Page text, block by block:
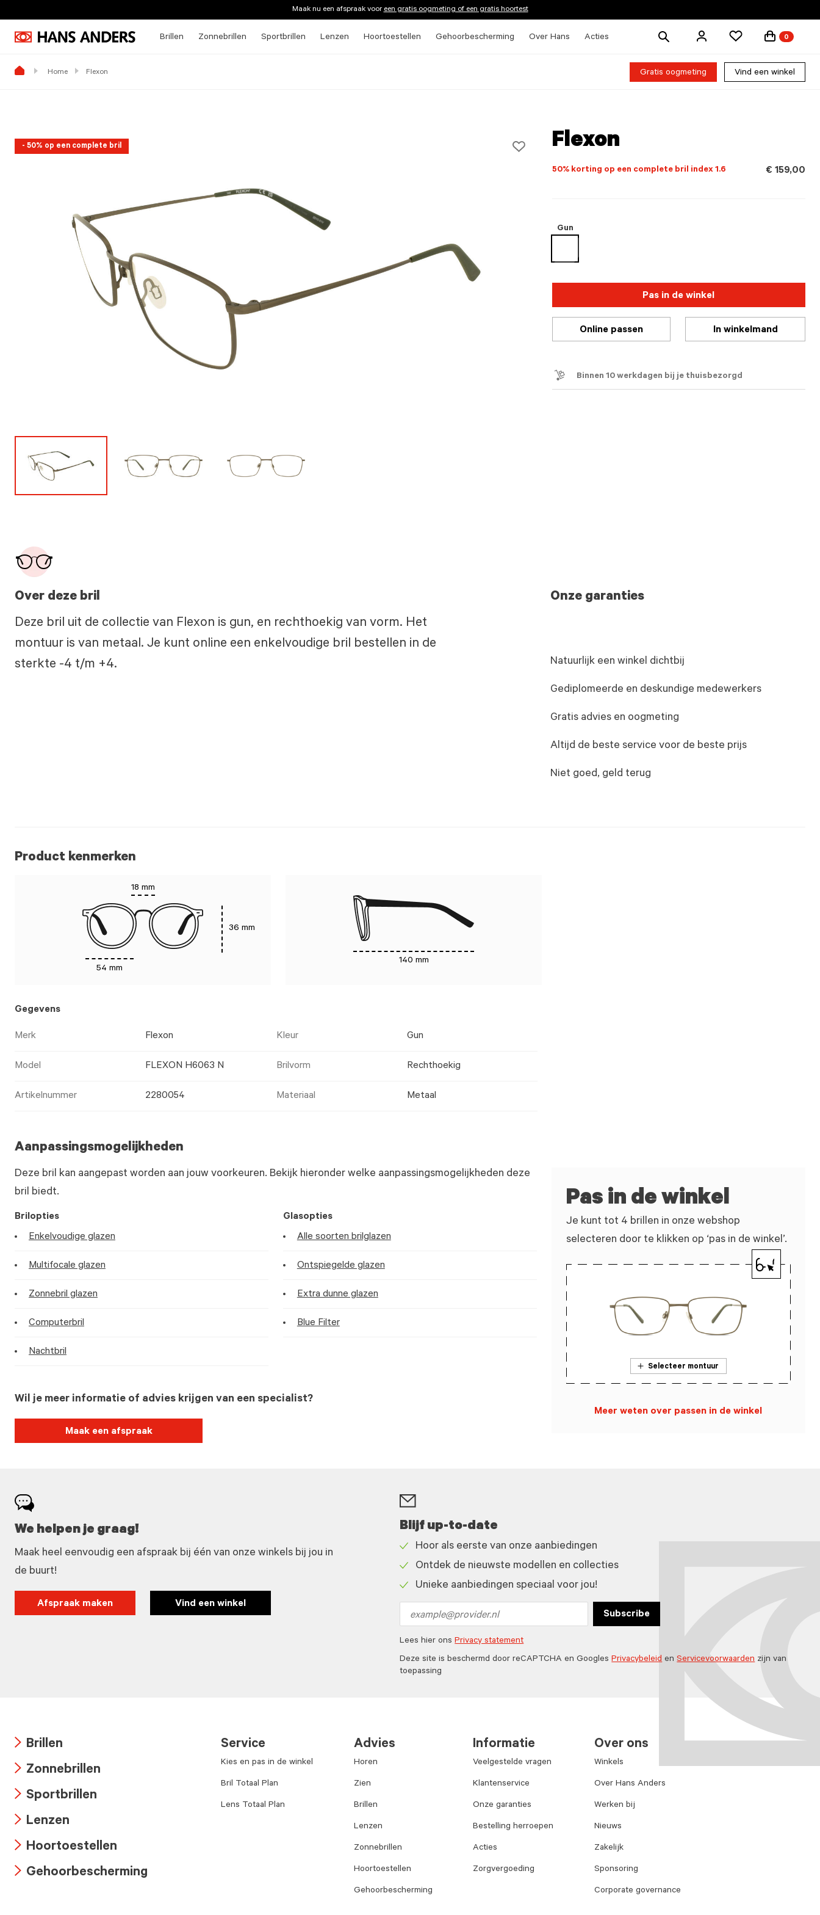
Maak nu een afspraak vooreen gratis oogmeting of een gratis hoortest
Brillen Zonnebrillen Sportbrillen Lenzen Hoortoestellen Gehoorbescherming Over Hans Acties
Zoek
0
Home Flexon Gratis oogmeting Vind een winkel
- 50% op een complete bril Flexon
50% korting op een complete bril index 1.6 € 159,00
Gun
geselecteerd
Pas in de winkel
Online passen In winkelmand
Binnen 10 werkdagen bij je thuisbezorgd
Over deze bril
Deze bril uit de collectie van Flexon is gun, en rechthoekig van vorm. Het
montuur is van metaal. Je kunt online een enkelvoudige bril bestellen in de
sterkte -4 t/m +4.
Onze garanties
Natuurlijk een winkel dichtbij
Gediplomeerde en deskundige medewerkers
Gratis advies en oogmeting
Altijd de beste service voor de beste prijs
Niet goed, geld terug
Product kenmerken
18 mm
54 mm
36 mm
140 mm
Gegevens
Merk Flexon Kleur Gun
Model FLEXON H6063 N Brilvorm Rechthoekig
Artikelnummer 2280054 Materiaal Metaal
Aanpassingsmogelijkheden
Deze bril kan aangepast worden aan jouw voorkeuren. Bekijk hieronder welke aanpassingsmogelijkheden deze
bril biedt.
Brilopties
Enkelvoudige glazen
Multifocale glazen
Zonnebril glazen
Computerbril
Nachtbril
Glasopties
Alle soorten brilglazen
Ontspiegelde glazen
Extra dunne glazen
Blue Filter
Wil je meer informatie of advies krijgen van een specialist?
Maak een afspraak
Pas in de winkel
Je kunt tot 4 brillen in onze webshop
selecteren door te klikken op ‘pas in de winkel’.
Selecteer montuur
Meer weten over passen in de winkel
We helpen je graag!
Maak heel eenvoudig een afspraak bij één van onze winkels bij jou in
de buurt!
Afspraak maken Vind een winkel
Blijf up-to-date
icon
Hoor als eerste van onze aanbiedingen
icon
Ontdek de nieuwste modellen en collecties
Unieke aanbiedingen speciaal voor jou!
address
Subscribe
Lees hier onsPrivacy statement
Deze site is beschermd door reCAPTCHA en GooglesPrivacybeleidenServicevoorwaardenzijn van
toepassing
icon
Brillen
icon
Zonnebrillen
icon
Sportbrillen
icon
Lenzen
icon
Hoortoestellen
Gehoorbescherming
Service
Kies en pas in de winkel
Bril Totaal Plan
Lens Totaal Plan
Advies
Horen
Zien
Brillen
Lenzen
Zonnebrillen
Hoortoestellen
Gehoorbescherming
Informatie
Veelgestelde vragen
Klantenservice
Onze garanties
Bestelling herroepen
Acties
Zorgvergoeding
Over ons
Winkels
Over Hans Anders
Werken bij
Nieuws
Zakelijk
Sponsoring
Corporate governance